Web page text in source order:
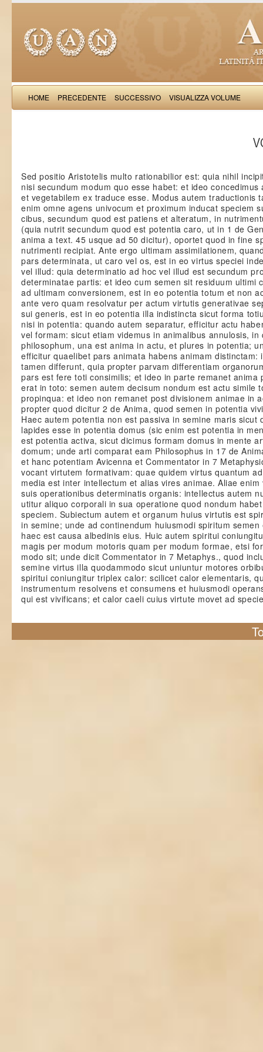
HOME PRECEDENTE SUCCESSIVO VISUALIZZA VOLUME
Sed positio Aristotelis multo rationabilior est: quia nihil
nisi secundum modum quo esse habet: et ideo concedimus
et vegetabilem ex traduce esse. Modus autem traductionis
enim omne agens univocum et proximum inducat speciem
cibus, secundum quod est patiens et alteratum, in
(quia nutrit secundum quod est potentia caro, ut in 1 de
anima a text. 45 usque ad 50 dicitur), oportet quod in fine
nutrimenti recipiat. Ante ergo ultimam assimilationem,
pars determinata, ut caro vel os, est in eo virtus speciei
vel illud: quia determinatio ad hoc vel illud est secundum
determinatae partis: et ideo cum semen sit residuum ultimi
ad ultimam conversionem, est in eo potentia totum et non
ante vero quam resolvatur per actum virtutis generativae
sui generis, est in eo potentia illa indistincta sicut forma
nisi in potentia: quando autem separatur, efficitur actu
vel formam: sicut etiam videmus in animalibus annulosis, in
philosophum, una est anima in actu, et plures in potentia;
efficitur quaelibet pars animata habens animam distinctam:
tamen differunt, quia propter parvam differentiam
pars est fere toti consimilis; et ideo in parte remanet anima
erat in toto: semen autem decisum nondum est actu simile
propinqua: et ideo non remanet post divisionem animae in
propter quod dicitur 2 de Anima, quod semen in potentia
Haec autem potentia non est passiva in semine maris sicut
lapides esse in potentia domus (sic enim est potentia in
est potentia activa, sicut dicimus formam domus in mente
domum; unde arti comparat eam Philosophus in 17 de
et hanc potentiam Avicenna et Commentator in 7
vocant virtutem formativam: quae quidem virtus quantum
media est inter intellectum et alias vires animae. Aliae
suis operationibus determinatis organis: intellectus autem
utitur aliquo corporali in sua operatione quod nondum
speciem. Subiectum autem et organum huius virtutis est
in semine; unde ad continendum huiusmodi spiritum
haec est causa albedinis eius. Huic autem spiritui
magis per modum motoris quam per modum formae, etsi
modo sit; unde dicit Commentator in 7 Metaphys., quod
semine virtus illa quodammodo sicut uniuntur motores
spiritui coniungitur triplex calor: scilicet calor elementaris,
instrumentum resolvens et consumens et huiusmodi
qui est vivificans; et calor caeli cuius virtute movet ad